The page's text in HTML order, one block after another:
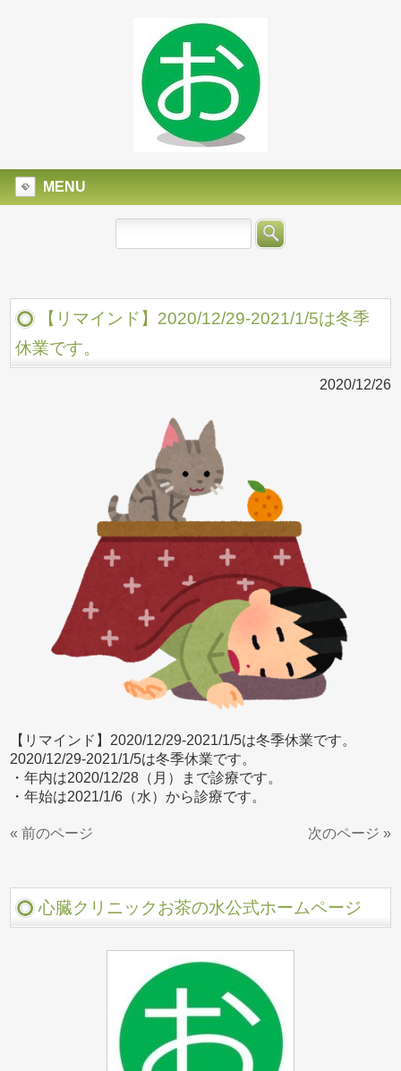
MENU
【リマインド】2020/12/29-2021/1/5は冬季
休業です。
2020/12/26
【リマインド】2020/12/29-2021/1/5は冬季休業です。
2020/12/29-2021/1/5は冬季休業です。
・年内は2020/12/28（月）まで診療です。
・年始は2021/1/6（水）から診療です。
« 前のページ 次のページ »
心臓クリニックお茶の水公式ホームページ